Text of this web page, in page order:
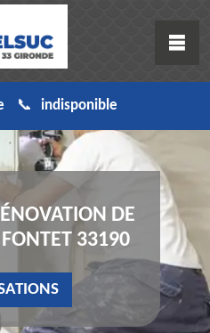
indisponible
DE
33190